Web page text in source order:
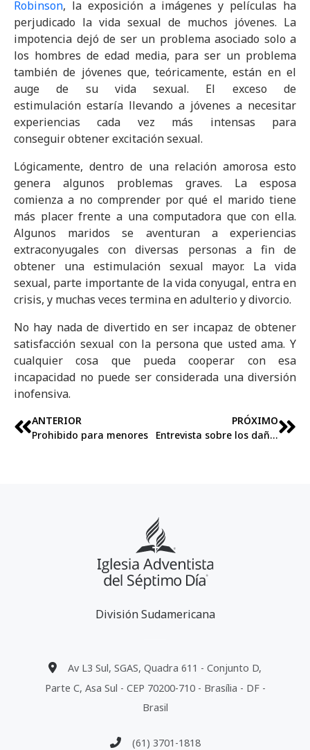
Robinson, la exposición a imágenes y películas ha
perjudicado la vida sexual de muchos jóvenes. La
impotencia dejó de ser un problema asociado solo a
los hombres de edad media, para ser un problema
también de jóvenes que, teóricamente, están en el
auge de su vida sexual. El exceso de
estimulación estaría llevando a jóvenes a necesitar
experiencias cada vez más intensas para
conseguir obtener excitación sexual.
Lógicamente, dentro de una relación amorosa esto
genera algunos problemas graves. La esposa
comienza a no comprender por qué el marido tiene
más placer frente a una computadora que con ella.
Algunos maridos se aventuran a experiencias
extraconyugales con diversas personas a fin de
obtener una estimulación sexual mayor. La vida
sexual, parte importante de la vida conyugal, entra en
crisis, y muchas veces termina en adulterio y divorcio.
No hay nada de divertido en ser incapaz de obtener
satisfacción sexual con la persona que usted ama. Y
cualquier cosa que pueda cooperar con esa
incapacidad no puede ser considerada una diversión
inofensiva.
ANTERIOR
Prohibido para menores
PRÓXIMO
Entrevista sobre los daños que la pornografía puede ocasionar a las mujeres
División Sudamericana
Av L3 Sul, SGAS, Quadra 611 - Conjunto D,
Parte C, Asa Sul - CEP 70200-710 - Brasília - DF -
Brasil
(61) 3701-1818